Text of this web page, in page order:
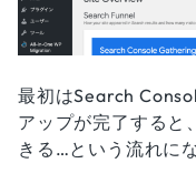
最初はSearch
アップが完了する
きる…という流れに